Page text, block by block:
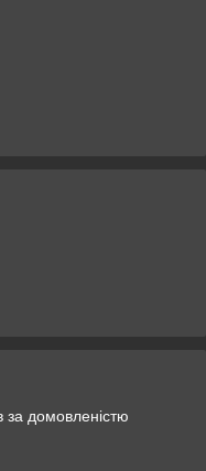
за домовленістю